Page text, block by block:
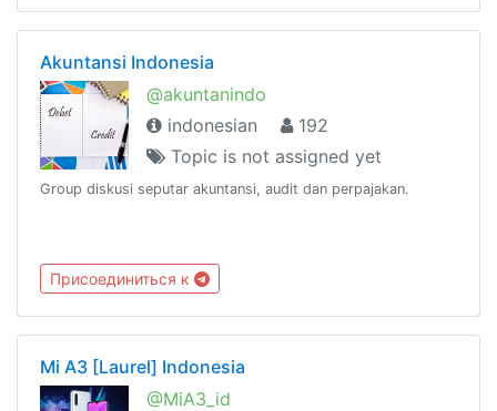
Akuntansi Indonesia
@akuntanindo
indonesian
192
Topic is not assigned yet
Group diskusi seputar akuntansi, audit dan perpajakan.
Присоединиться к
Mi A3 [Laurel] Indonesia
@MiA3_id